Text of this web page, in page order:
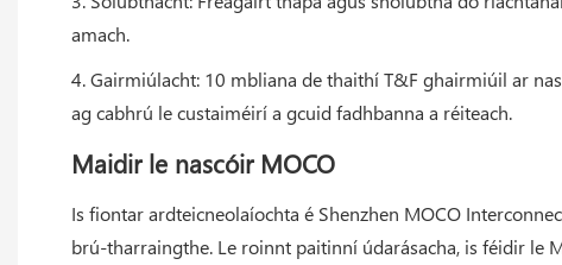
amach.
4. Gairmiúlacht: 10 mbliana de thaithí T&F ghairmiúil ar
ag cabhrú le custaiméirí a gcuid fadhbanna a réiteach.
Maidir le nascóir MOCO
Is fiontar ardteicneolaíochta é Shenzhen MOCO
brú-tharraingthe. Le roinnt paitinní údarásacha, is féidir le